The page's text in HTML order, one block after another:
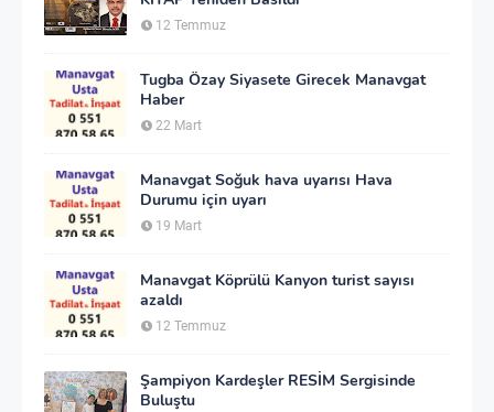
12 Temmuz
Tugba Özay Siyasete Girecek Manavgat
Haber
22 Mart
Manavgat Soğuk hava uyarısı Hava
Durumu için uyarı
19 Mart
Manavgat Köprülü Kanyon turist sayısı
azaldı
12 Temmuz
Şampiyon Kardeşler RESİM Sergisinde
Buluştu